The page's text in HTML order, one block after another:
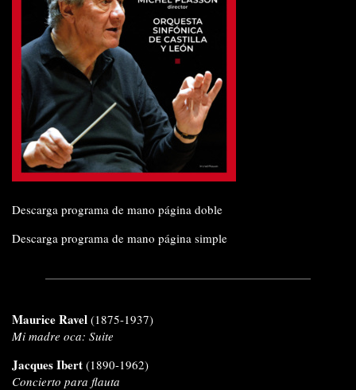
Descarga programa de mano página doble
Descarga programa de mano página simple
Maurice Ravel (1875-1937)
Mi madre oca: Suite
Jacques Ibert (1890-1962)
Concierto para flauta